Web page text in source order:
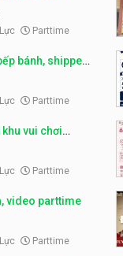
Parttime
bánh, shipper
Parttime
khu vui chơi
Parttime
video parttime
Parttime